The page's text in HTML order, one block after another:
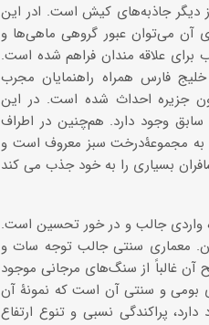
دیگر جاذبه‌های کیش است. ادر این
آن می‌توان عبور گروهی ماهی‌ها و
برای علاقه مندان فراهم شده است.
فارس همراه راهنمایان مجرب
جزیره احداث شده است. در این
وجود دارد. هم‌چنین در اطراف
به مجموعۀدرخت سبز معروف است و
واردی جالب و در خور تحسین است.
معماری سنتی جالب توجه سات و
غالباً از سنگ‌های مرجانی موجود
بومی و سنتی آن است که نمونۀ آن
پراکندگی نسبی و تنوع ارتفاع